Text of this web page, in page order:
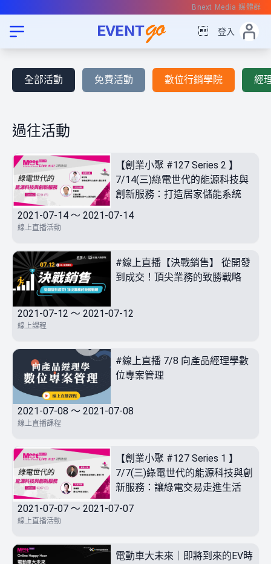
Bnext Media 媒體群
 登入
全部活動 免費活動 數位行銷學院 經
過往活動
【創業小聚 #127 Series 2 】
7/14(三)綠電世代的能源科技與
創新服務：打造居家儲能系統
2021-07-14 ～ 2021-07-14
線上直播活動
#線上直播【決戰銷售】 從開發
到成交！頂尖業務的致勝戰略
2021-07-12 ～ 2021-07-12
線上課程
#線上直播 7/8 向產品經理學數
位專案管理
2021-07-08 ～ 2021-07-08
線上直播課程
【創業小聚 #127 Series 1 】
7/7(三)綠電世代的能源科技與創
新服務：讓綠電交易走進生活
2021-07-07 ～ 2021-07-07
線上直播活動
電動車大未來｜即將到來的EV時